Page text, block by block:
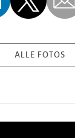
ALLE FOTOS